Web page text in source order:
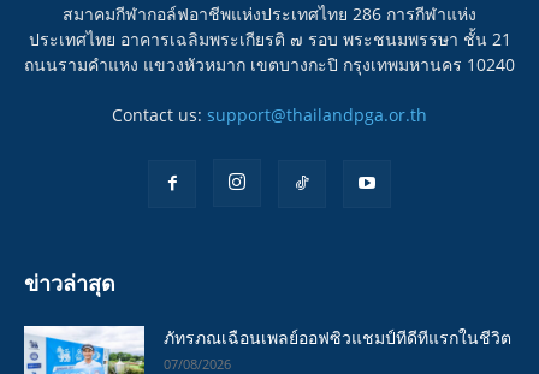
สมาคมกีฬากอล์ฟอาชีพแห่งประเทศไทย 286 การกีฬาแห่ง
ประเทศไทย อาคารเฉลิมพระเกียรติ ๗ รอบ พระชนมพรรษา ชั้น 21
ถนนรามคำแหง แขวงหัวหมาก เขตบางกะปิ กรุงเทพมหานคร 10240
Contact us: support@thailandpga.or.th
ข่าวล่าสุด
ภัทรภณเฉือนเพลย์ออฟซิวแชมป์ทีดีทีแรกในชีวิต
07/08/2026